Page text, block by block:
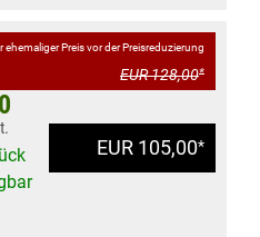
ehemaliger Preis vor der Preisreduzierung
EUR 128,00*
EUR 105,00*